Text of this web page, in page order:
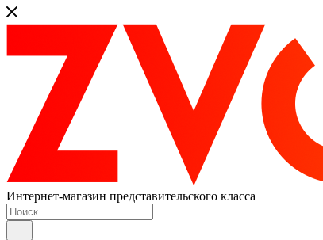
Интернет-магазин представительского класса